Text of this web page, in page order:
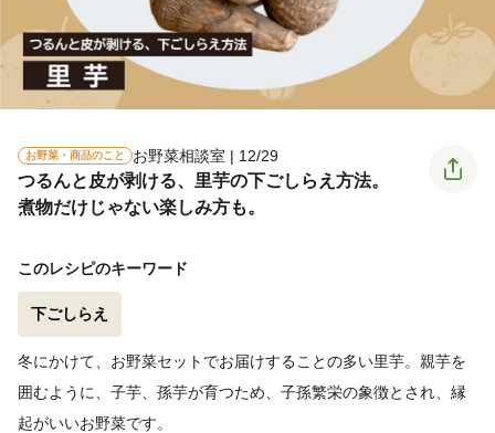
お野菜・商品のこと お野菜相談室 | 12/29
つるんと皮が剥ける、里芋の下ごしらえ方法。
煮物だけじゃない楽しみ方も。
このレシピのキーワード
下ごしらえ
冬にかけて、お野菜セットでお届けすることの多い里芋。親芋を
囲むように、子芋、孫芋が育つため、子孫繁栄の象徴とされ、縁
起がいいお野菜です。